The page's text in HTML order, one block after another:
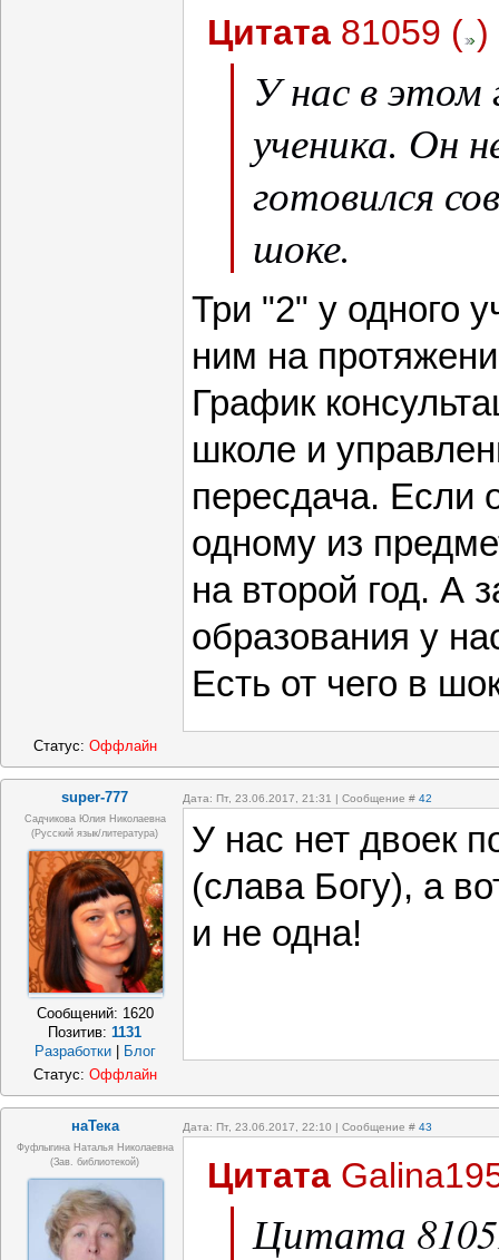
Цитата 81059 ( )
У нас в этом
ученика. Он
готовился
шоке.
Три "2" у одного
ним на
График
школе и
пересдача. Если
одному из
на второй год. А
образования у
Есть от чего в
Статус: Оффлайн
super-777 Дата: Пт, 23.06.2017, 21:31 | Сообщение # 42
Садчикова Юлия Николаевна
(русский язык/литература)
Сообщений: 1620
Позитив:1131
Разработки
Блог
У нас нет двоек
(слава Богу), а
и не одна!
Статус: Оффлайн
наТека Дата: Пт, 23.06.2017, 22:10 | Сообщение # 43
Фуфлыгина Наталья Николаевна
(зав. библиотекой)
Цитата
Цитата